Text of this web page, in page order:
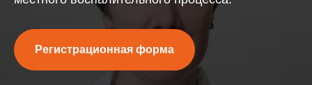
Регистрационная форма